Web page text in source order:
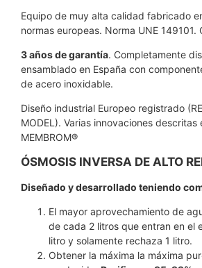
Equipo de muy alta calidad fabricado
normas europeas. Norma UNE 149101.
3 años de garantía. Completamente
ensamblado en España con
de acero inoxidable.
Diseño industrial Europeo registrado
MODEL). Varias innovaciones
MEMBROM®
ÓSMOSIS INVERSA DE ALTO
Diseñado y desarrollado teniendo
El mayor aprovechamiento de
de cada 2 litros que entran en el
litro y solamente rechaza 1 litro.
Obtener la máxima la máxima